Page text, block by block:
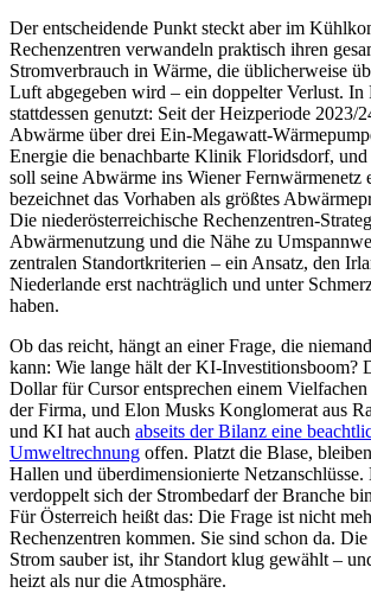
Der entscheidende Punkt steckt aber im
Rechenzentren verwandeln praktisch ihren
Stromverbrauch in Wärme, die üblicherweise
Luft abgegeben wird – ein doppelter Verlust.
stattdessen genutzt: Seit der Heizperiode 2023/
Abwärme über drei Ein-Megawatt-
Energie die benachbarte Klinik Floridsdorf, und
soll seine Abwärme ins Wiener Fernwärmenetz
bezeichnet das Vorhaben als größtes
Die niederösterreichische Rechenzentren-
Abwärmenutzung und die Nähe zu
zentralen Standortkriterien – ein Ansatz, den
Niederlande erst nachträglich und unter
haben.
Ob das reicht, hängt an einer Frage, die
kann: Wie lange hält der KI-Investitionsboom?
Dollar für Cursor entsprechen einem Vielfachen
der Firma, und Elon Musks Konglomerat aus
und KI hat auch abseits der Bilanz eine
Umweltrechnung offen. Platzt die Blase,
Hallen und überdimensionierte
verdoppelt sich der Strombedarf der Branche
Für Österreich heißt das: Die Frage ist nicht
Rechenzentren kommen. Sie sind schon da.
Strom sauber ist, ihr Standort klug gewählt –
heizt als nur die Atmosphäre.